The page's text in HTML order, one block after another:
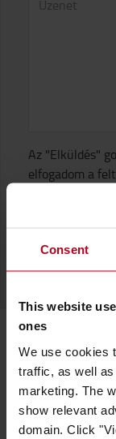
Consent
This website
ones
We use cookies
traffic, as well
marketing. The
show relevant
domain. Click
Az "Elküldés"
elfogadom a
Alkatrész
alkatrészeinket.